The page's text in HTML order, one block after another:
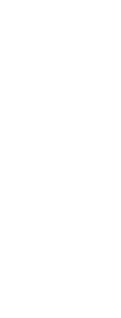
Dhaalu na
Pro rodiny je k
uvedené vybavení)